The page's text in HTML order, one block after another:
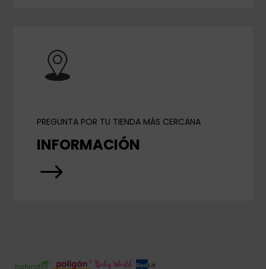
PREGUNTA POR TU TIENDA MÁS CERCANA
INFORMACIÓN
$